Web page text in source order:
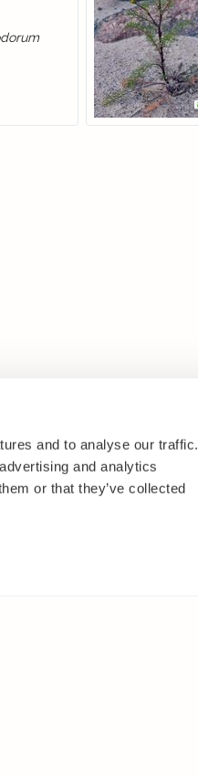
and to analyse our traffic.
and analytics
or that they’ve collected